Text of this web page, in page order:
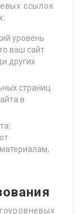
ссылок
уровень
ваш сайт
других
страниц
в